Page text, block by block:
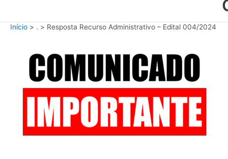
Início . Resposta Recurso Administrativo – Edital 004/2024